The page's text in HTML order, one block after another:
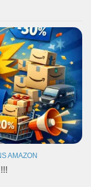
AMAZON